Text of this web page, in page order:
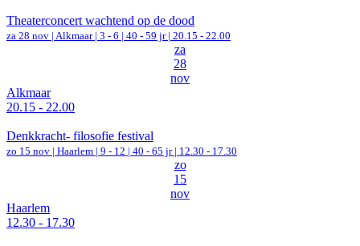
Theaterconcert wachtend op de dood
za 28 nov | Alkmaar | 3 - 6 | 40 - 59 jr | 20.15 - 22.00
za
28
nov
Alkmaar
20.15 - 22.00
Denkkracht- filosofie festival
zo 15 nov | Haarlem | 9 - 12 | 40 - 65 jr | 12.30 - 17.30
zo
15
nov
Haarlem
12.30 - 17.30